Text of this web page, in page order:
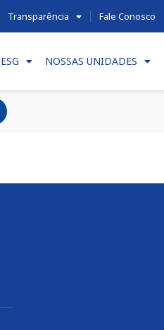
Transparência Fale Conosco
ESG NOSSAS UNIDADES